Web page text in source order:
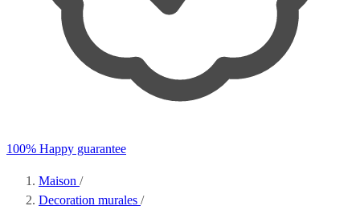
100% Happy guarantee
Maison /
Decoration murales /